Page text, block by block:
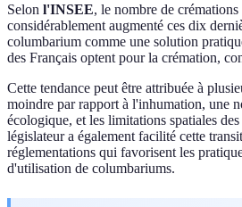
Selon l'INSEE, le nombre de crémations
considérablement augmenté ces dix
columbarium comme une solution
des Français optent pour la crémation,
Cette tendance peut être attribuée à
moindre par rapport à l'inhumation, une
écologique, et les limitations spatiales
législateur a également facilité cette
réglementations qui favorisent les
d'utilisation de columbariums.